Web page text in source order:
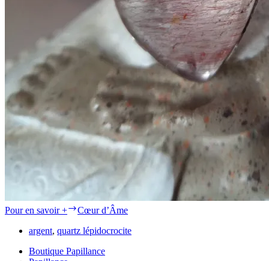
Pour en savoir +
Cœur d’Âme
argent, quartz lépidocrocite
Boutique Papillance